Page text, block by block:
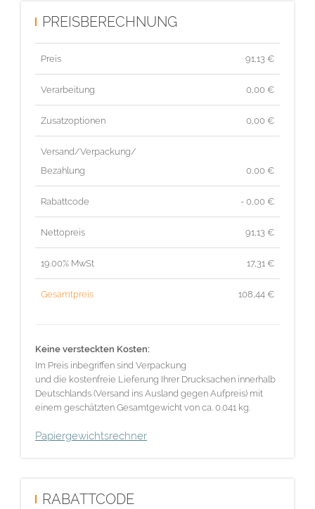
PREISBERECHNUNG
Preis 91,13 €
Verarbeitung 0,00 €
Zusatzoptionen 0,00 €
Versand/Verpackung/
Bezahlung
0,00 €
Rabattcode - 0,00 €
Nettopreis 91,13 €
19.00% MwSt 17,31 €
Gesamtpreis 108,44 €
Keine versteckten Kosten:
Im Preis inbegriffen sind Verpackung
und die kostenfreie Lieferung Ihrer Drucksachen innerhalb
Deutschlands (Versand ins Ausland gegen Aufpreis) mit
einem geschätzten Gesamtgewicht von ca. 0.041 kg.
Papiergewichtsrechner
RABATTCODE